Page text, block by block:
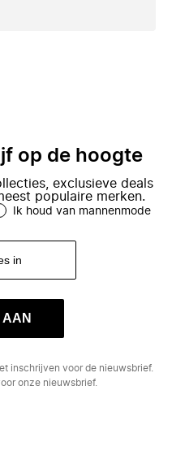
op de hoogte
exclusieve deals
populaire merken.
Ik houd van mannenmode
AAN
inschrijven voor de nieuwsbrief.
onze nieuwsbrief.